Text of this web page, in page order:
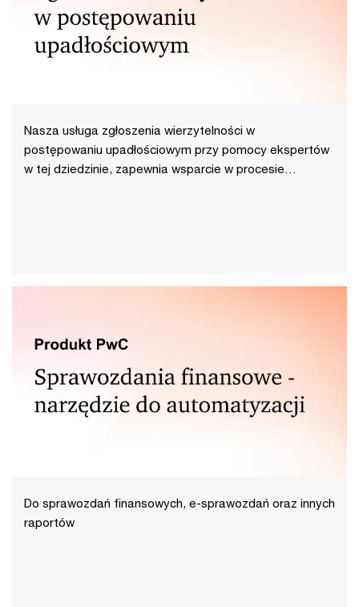
Nasza usługa zgłoszenia wierzytelności w
postępowaniu upadłościowym przy pomocy ekspertów
w tej dziedzinie, zapewnia wsparcie w procesie
Do sprawozdań finansowych, e-sprawozdań oraz innych
raportów